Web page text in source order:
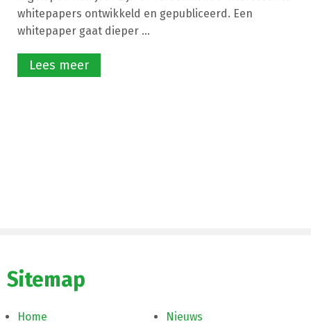
whitepapers ontwikkeld en gepubliceerd. Een
whitepaper gaat dieper ...
Lees meer
Sitemap
Home
Nieuws